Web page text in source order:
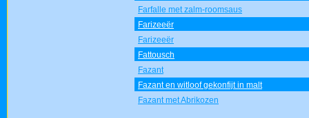
Farfalle met zalm-roomsaus
Farizeeër
Farizeeër
Fattousch
Fazant
Fazant en witloof gekonfijt in malt
Fazant met Abrikozen